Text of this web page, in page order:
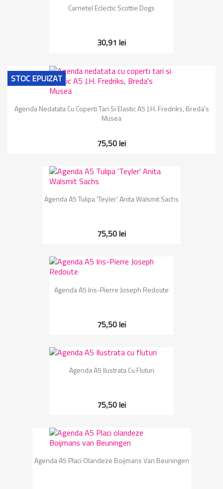
Carnetel Eclectic Scottie Dogs
30,91 lei
Agenda Nedatata Cu Coperti Tari Si Elastic A5 J.H. Fredriks, Breda's
Musea
75,50 lei
STOC EPUIZAT
Agenda A5 Tulipa 'Teyler' Anita Walsmit Sachs
75,50 lei
Agenda A5 Iris-Pierre Joseph Redoute
75,50 lei
Agenda A5 Ilustrata Cu Fluturi
75,50 lei
Agenda A5 Placi Olandeze Boijmans Van Beuningen